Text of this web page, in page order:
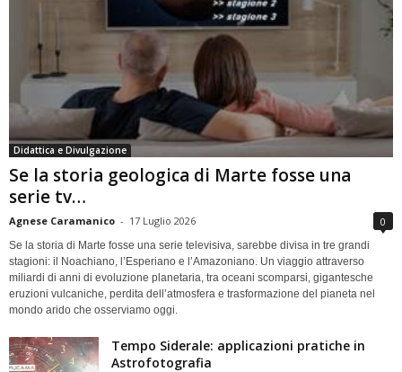
Didattica e Divulgazione
Se la storia geologica di Marte fosse una
serie tv…
Agnese Caramanico - 17 Luglio 2026 0
Se la storia di Marte fosse una serie televisiva, sarebbe divisa in tre grandi
stagioni: il Noachiano, l’Esperiano e l’Amazoniano. Un viaggio attraverso
miliardi di anni di evoluzione planetaria, tra oceani scomparsi, gigantesche
eruzioni vulcaniche, perdita dell’atmosfera e trasformazione del pianeta nel
mondo arido che osserviamo oggi.
Tempo Siderale: applicazioni pratiche in
Astrofotografia